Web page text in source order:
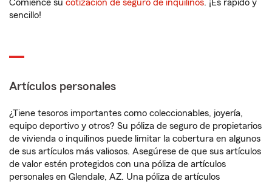
Comience su cotización de seguro de inquilinos. ¡Es rápido y
sencillo!
Artículos personales
¿Tiene tesoros importantes como coleccionables, joyería,
equipo deportivo y otros? Su póliza de seguro de propietarios
de vivienda o inquilinos puede limitar la cobertura en algunos
de sus artículos más valiosos. Asegúrese de que sus artículos
de valor estén protegidos con una póliza de artículos
personales en Glendale, AZ. Una póliza de artículos